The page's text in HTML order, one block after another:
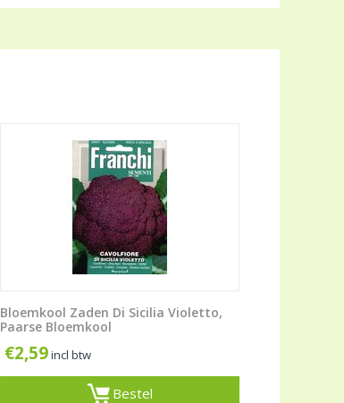
Bloemkool Zaden Di Sicilia Violetto,
Paarse Bloemkool
€2,59incl btw
Bestel